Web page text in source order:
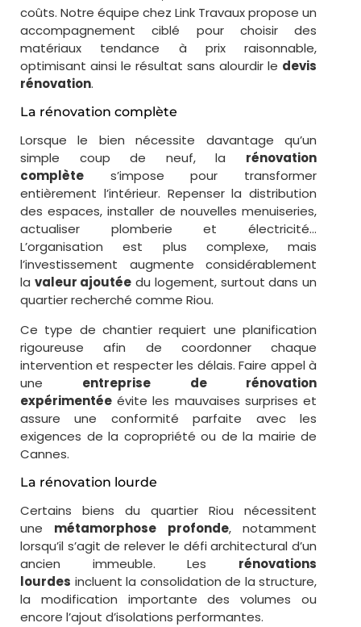
coûts. Notre équipe chez Link Travaux propose un
accompagnement ciblé pour choisir des
matériaux tendance à prix raisonnable,
optimisant ainsi le résultat sans alourdir le devis
rénovation.
La rénovation complète
Lorsque le bien nécessite davantage qu’un
simple coup de neuf, la rénovation
complète s’impose pour transformer
entièrement l’intérieur. Repenser la distribution
des espaces, installer de nouvelles menuiseries,
actualiser plomberie et électricité…
L’organisation est plus complexe, mais
l’investissement augmente considérablement
la valeur ajoutée du logement, surtout dans un
quartier recherché comme Riou.
Ce type de chantier requiert une planification
rigoureuse afin de coordonner chaque
intervention et respecter les délais. Faire appel à
une entreprise de rénovation
expérimentée évite les mauvaises surprises et
assure une conformité parfaite avec les
exigences de la copropriété ou de la mairie de
Cannes.
La rénovation lourde
Certains biens du quartier Riou nécessitent
une métamorphose profonde, notamment
lorsqu’il s’agit de relever le défi architectural d’un
ancien immeuble. Les rénovations
lourdes incluent la consolidation de la structure,
la modification importante des volumes ou
encore l’ajout d’isolations performantes.